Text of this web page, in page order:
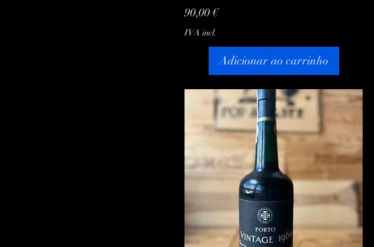
Preço
90,00 €
IVA incl.
Adicionar ao carrinho